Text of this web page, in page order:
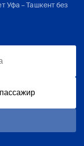
Уфа –Ташкентбез
пассажир